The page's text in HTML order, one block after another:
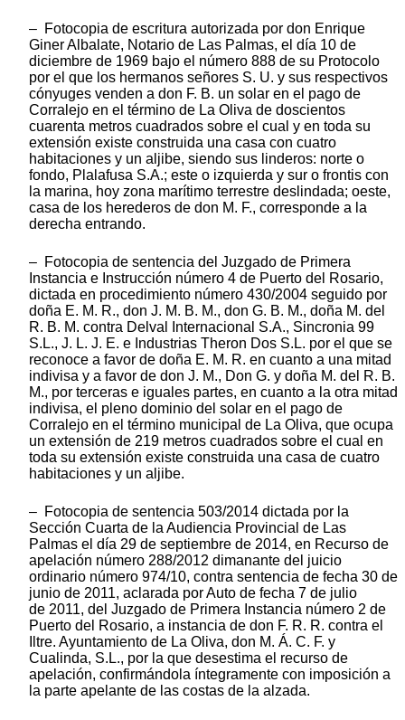
– Fotocopia de escritura autorizada por don Enrique
Giner Albalate, Notario de Las Palmas, el día 10 de
diciembre de 1969 bajo el número 888 de su Protocolo
por el que los hermanos señores S. U. y sus respectivos
cónyuges venden a don F. B. un solar en el pago de
Corralejo en el término de La Oliva de doscientos
cuarenta metros cuadrados sobre el cual y en toda su
extensión existe construida una casa con cuatro
habitaciones y un aljibe, siendo sus linderos: norte o
fondo, Plalafusa S.A.; este o izquierda y sur o frontis con
la marina, hoy zona marítimo terrestre deslindada; oeste,
casa de los herederos de don M. F., corresponde a la
derecha entrando.
– Fotocopia de sentencia del Juzgado de Primera
Instancia e Instrucción número 4 de Puerto del Rosario,
dictada en procedimiento número 430/2004 seguido por
doña E. M. R., don J. M. B. M., don G. B. M., doña M. del
R. B. M. contra Delval Internacional S.A., Sincronia 99
S.L., J. L. J. E. e Industrias Theron Dos S.L. por el que se
reconoce a favor de doña E. M. R. en cuanto a una mitad
indivisa y a favor de don J. M., Don G. y doña M. del R. B.
M., por terceras e iguales partes, en cuanto a la otra mitad
indivisa, el pleno dominio del solar en el pago de
Corralejo en el término municipal de La Oliva, que ocupa
un extensión de 219 metros cuadrados sobre el cual en
toda su extensión existe construida una casa de cuatro
habitaciones y un aljibe.
– Fotocopia de sentencia 503/2014 dictada por la
Sección Cuarta de la Audiencia Provincial de Las
Palmas el día 29 de septiembre de 2014, en Recurso de
apelación número 288/2012 dimanante del juicio
ordinario número 974/10, contra sentencia de fecha 30 de
junio de 2011, aclarada por Auto de fecha 7 de julio
de 2011, del Juzgado de Primera Instancia número 2 de
Puerto del Rosario, a instancia de don F. R. R. contra el
Iltre. Ayuntamiento de La Oliva, don M. Á. C. F. y
Cualinda, S.L., por la que desestima el recurso de
apelación, confirmándola íntegramente con imposición a
la parte apelante de las costas de la alzada.